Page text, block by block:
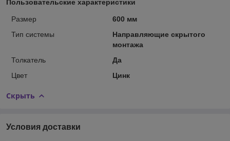
Пользовательские характеристики
Размер
600 мм
Тип системы
Направляющие скрытого
монтажа
Толкатель
Да
Цвет
Цинк
Скрыть
Условия доставки